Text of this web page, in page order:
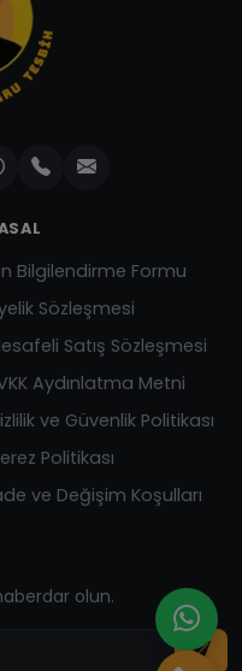
Bilgilendirme Formu
Sözleşmesi
Satış Sözleşmesi
Aydınlatma Metni
ve Güvenlik Politikası
Politikası
ve Değişim Koşulları
olun.